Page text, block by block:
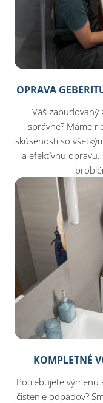
OPRAVA
Váš zabudovaný
správne? Máme
skúsenosti so
a efektívnu opravu.
KOMPLETNÉ
Potrebujete výmenu
čistenie odpadov?